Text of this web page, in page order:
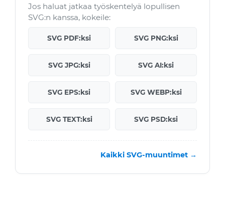
Jos haluat jatkaa työskentelyä lopullisen
SVG:n kanssa, kokeile:
SVG PDF:ksi SVG PNG:ksi
SVG JPG:ksi SVG AI:ksi
SVG EPS:ksi SVG WEBP:ksi
SVG TEXT:ksi SVG PSD:ksi
Kaikki SVG-muuntimet →